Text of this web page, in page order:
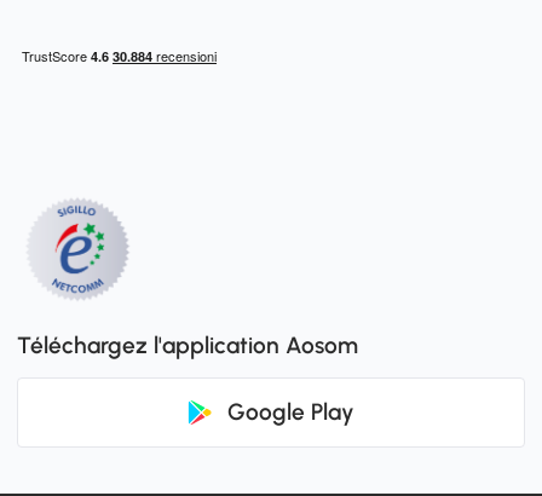
Téléchargez l'application Aosom
Google Play